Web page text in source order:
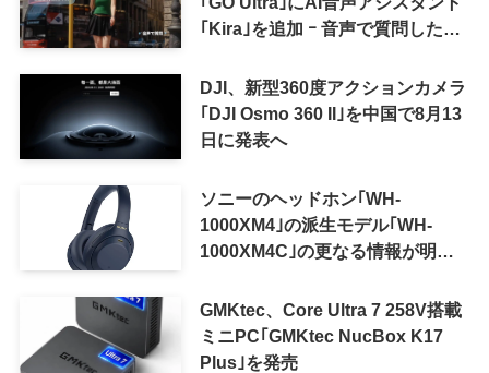
｢Kira｣を追加 ｰ 音声で質問した
可能に
DJI、新型360度アクションカメラ
｢DJI Osmo 360 II｣を中国で8月13
日に発表へ
ソニーのヘッドホン｢WH-
1000XM4｣の派生モデル｢WH-
1000XM4C｣の更なる情報が明ら
GMKtec、Core Ultra 7 258V搭載
ミニPC｢GMKtec NucBox K17
Plus｣を発売